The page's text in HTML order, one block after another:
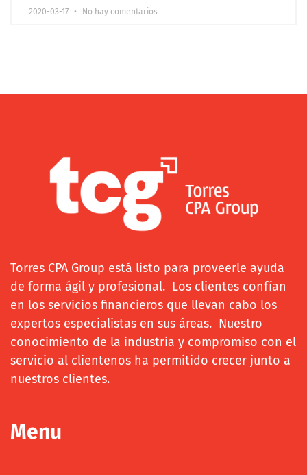
2020-03-17 No hay comentarios
Torres CPA Group está listo para proveerle ayuda
de forma ágil y profesional. Los clientes confían
en los servicios financieros que llevan cabo los
expertos especialistas en sus áreas. Nuestro
conocimiento de la industria y compromiso con el
servicio al clientenos ha permitido crecer junto a
nuestros clientes.
Menu